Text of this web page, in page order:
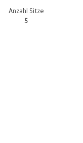
Anzahl Sitze
5